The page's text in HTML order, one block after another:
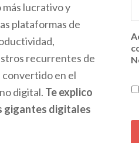
lucrativo y
plataformas de
recurrentes de
convertido en el
digital. Te explico
gigantes digitales